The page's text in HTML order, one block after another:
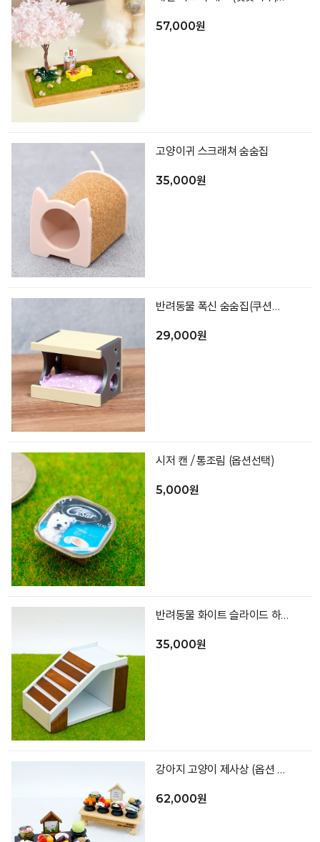
57,000원
고양이귀 스크래쳐 숨숨집
35,000원
반려동물 폭신 숨숨집(쿠션포함 색상랜덤)
29,000원
시저 캔 / 통조림 (옵션선택)
5,000원
반려동물 화이트 슬라이드 하우스 숨숨집
35,000원
강아지 고양이 제사상 (옵션 택1)
62,000원